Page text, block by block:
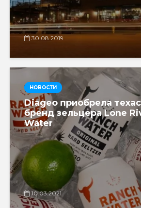
30.08.2019
НОВОСТИ
Diageo приобрела
бренд зельцера Lone
Water
10.03.2021